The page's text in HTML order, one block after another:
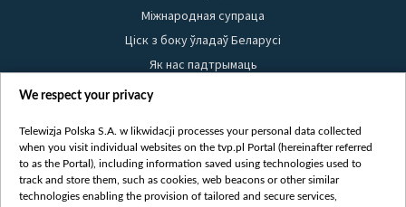
Міжнародная супраца
Ціск з боку ўладаў Беларусі
Як нас падтрымаць
Правілы выкарыстання матэрыялаў
Бяспека
Youtube
Белсат news
We respect your privacy
Telewizja Polska S.A. w likwidacji processes your personal data collected
when you visit individual websites on the tvp.pl Portal (hereinafter referred
to as the Portal), including information saved using technologies used to
track and store them, such as cookies, web beacons or other similar
technologies enabling the provision of tailored and secure services,